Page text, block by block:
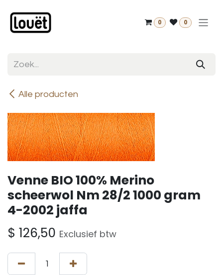
0 0
Alle producten
Venne BIO 100% Merino
scheerwol Nm 28/2 1000 gram
4-2002 jaffa
$ 126,50 Exclusief btw